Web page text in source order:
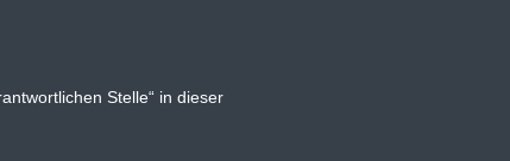
Stelle“ in dieser